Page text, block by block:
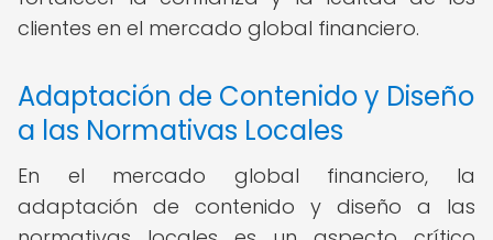
clientes en el mercado global financiero.
Adaptación de Contenido y Diseño
a las Normativas Locales
En el mercado global financiero, la
adaptación de contenido y diseño a las